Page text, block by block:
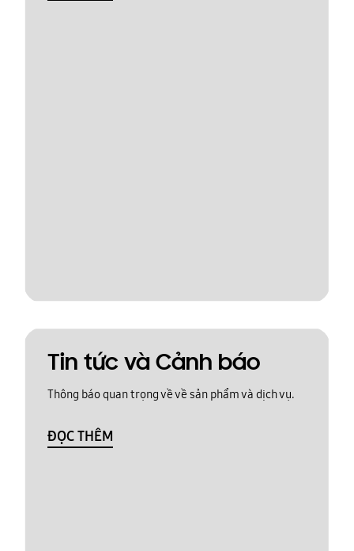
Tin tức và Cảnh báo
Thông báo quan trọng về về sản phẩm và dịch vụ.
ĐỌC THÊM